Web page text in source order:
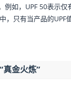
例如，UPF 50表示
，只有当产品的UPF
真金火炼”